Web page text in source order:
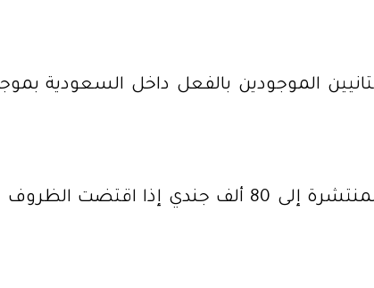
الموجودين بالفعل داخل السعودية
أشارت مصادر حكومية إلى أن الاتفاقية تسمح بإمكانية رفع عدد القوات